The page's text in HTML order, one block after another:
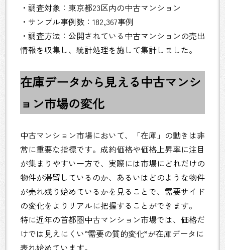
・調査対象：東京都23区内の中古マンション
・サンプル事例数：182,367事例
・調査方法：公開されている中古マンションの売出
情報を収集し、統計処理を施して集計しました。
在庫データから見える中古マンシ
ョン市場の変化
中古マンション市場において、「在庫」の動きは非
常に重要な指標です。成約価格や価格上昇率に注目
が集まりやすい一方で、実際には市場にどれだけの
物件が滞留しているのか、あるいはどのような物件
が売れ残り始めているかを見ることで、需要サイド
の変化をよりリアルに把握することができます。
特に近年の首都圏中古マンション市場では、価格だ
けでは見えにくい“需要の質的変化”が在庫データに
表れ始めています。